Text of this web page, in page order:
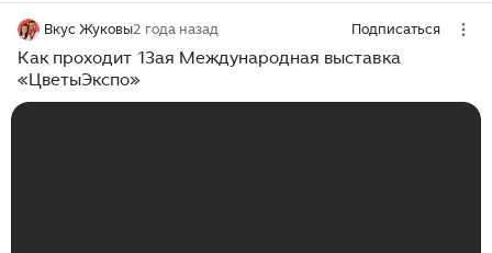
Вкус Жуковы2 года назад Подписаться
Как проходит 13ая Международная выставка
«ЦветыЭкспо»